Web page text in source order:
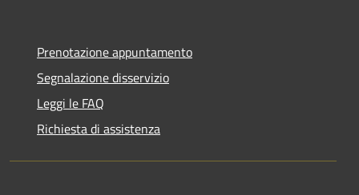
Prenotazione appuntamento
Segnalazione disservizio
Leggi le FAQ
Richiesta di assistenza